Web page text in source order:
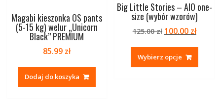
Magabi kieszonka OS pants
(5-15 kg) welur „Unicorn
Black” PREMIUM
85.99 zł
Dodaj do koszyka
Big Little Stories – AIO one-
size (wybór wzorów)
125.00zł Pierwotna
wynosiła:
125.00 zł.
100.00 zł
Wybierz opcje
Ten
ma